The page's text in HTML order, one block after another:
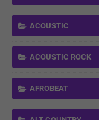
ACOUSTIC
ACOUSTIC ROCK
AFROBEAT